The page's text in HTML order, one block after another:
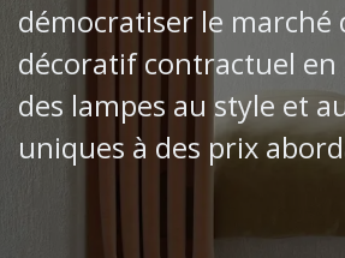
démocratiser le marché
décoratif contractuel
des lampes au style et
uniques à des prix